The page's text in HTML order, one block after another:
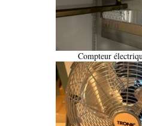
Compteur